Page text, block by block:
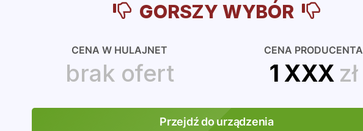
GORSZY WYBÓR
CENA W HULAJNET
brak ofert
CENA PRODUCENTA
1 XXX zł
Przejdź do urządzenia